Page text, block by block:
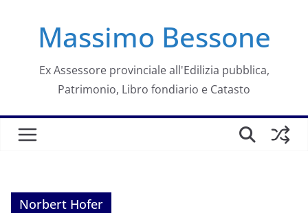
contenutoMassimo Bessone
Ex Assessore provinciale all'Edilizia pubblica,
Patrimonio, Libro fondiario e Catasto
Norbert Hofer